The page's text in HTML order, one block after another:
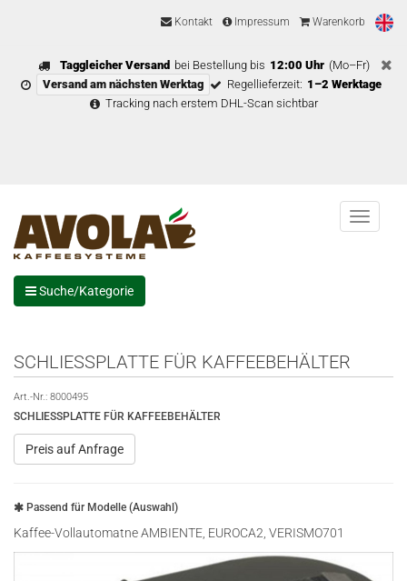
Kontakt Impressum Warenkorb
Taggleicher Versand bei Bestellung bis 12:00 Uhr (Mo–Fr)
Versand am nächsten Werktag
Regellieferzeit: 1–2 Werktage
Tracking nach erstem DHL-Scan sichtbar
Menu
Suche/Kategorie
SCHLIESSPLATTE FÜR KAFFEEBEHÄLTER
Art.-Nr.: 8000495
SCHLIESSPLATTE FÜR KAFFEEBEHÄLTER
Preis auf Anfrage
Passend für Modelle (Auswahl)
Kaffee-Vollautomatne AMBIENTE, EUROCA2, VERISMO701